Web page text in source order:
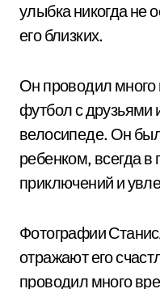
улыбка никогда
его близких.
Он проводил много
футбол с друзьями
велосипеде. Он
ребенком, всегда в
приключений и
Фотографии
отражают его
проводил много